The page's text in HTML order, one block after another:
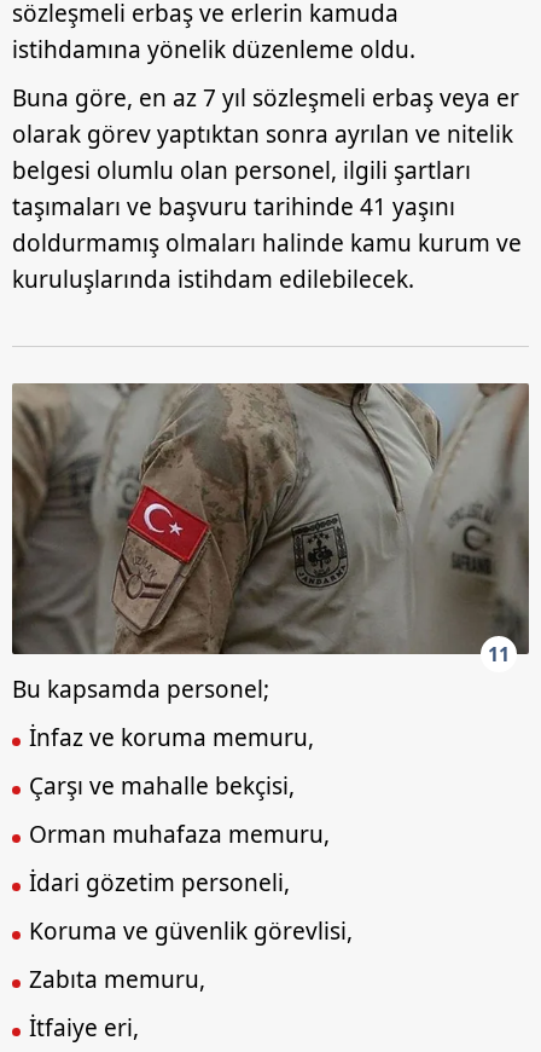
sözleşmeli erbaş ve erlerin kamuda
istihdamına yönelik düzenleme oldu.
Buna göre, en az 7 yıl sözleşmeli erbaş veya er
olarak görev yaptıktan sonra ayrılan ve nitelik
belgesi olumlu olan personel, ilgili şartları
taşımaları ve başvuru tarihinde 41 yaşını
doldurmamış olmaları halinde kamu kurum ve
kuruluşlarında istihdam edilebilecek.
11
Bu kapsamda personel;
İnfaz ve koruma memuru,
Çarşı ve mahalle bekçisi,
Orman muhafaza memuru,
İdari gözetim personeli,
Koruma ve güvenlik görevlisi,
Zabıta memuru,
İtfaiye eri,